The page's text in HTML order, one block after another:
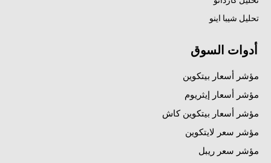
تحليل شيبا اينو
أدوات السوق
مؤشر أسعار بيتكوين
مؤشر أسعار إيثريوم
مؤشر أسعار بيتكوين كاش
مؤشر سعر لايتكوين
مؤشر سعر ريبل